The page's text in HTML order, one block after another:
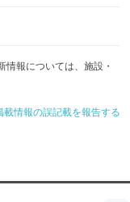
報については、施設・
載情報の誤記載を報告する